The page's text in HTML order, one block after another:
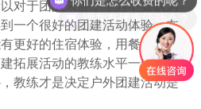
对于团队来讲，千万不要认为
一个很好的团建活动体验，在
更好的住宿体验，用餐标准、
拓展活动的教练水平一般，所
教练才是决定户外团建活动是
现在有优惠活动么？